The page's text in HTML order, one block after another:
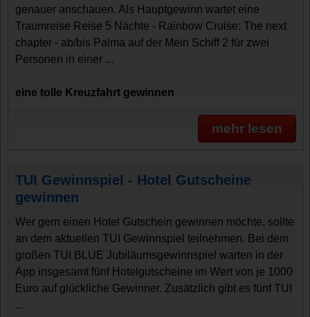
genauer anschauen. Als Hauptgewinn wartet eine
Traumreise Reise 5 Nächte - Rainbow Cruise: The next
chapter - ab/bis Palma auf der Mein Schiff 2 für zwei
Personen in einer ...
eine tolle Kreuzfahrt gewinnen
mehr lesen
TUI Gewinnspiel - Hotel Gutscheine
gewinnen
Wer gern einen Hotel Gutschein gewinnen möchte, sollte
an dem aktuellen TUI Gewinnspiel teilnehmen. Bei dem
großen TUI BLUE Jubiläumsgewinnspiel warten in der
App insgesamt fünf Hotelgutscheine im Wert von je 1000
Euro auf glückliche Gewinner. Zusätzlich gibt es fünf TUI
...